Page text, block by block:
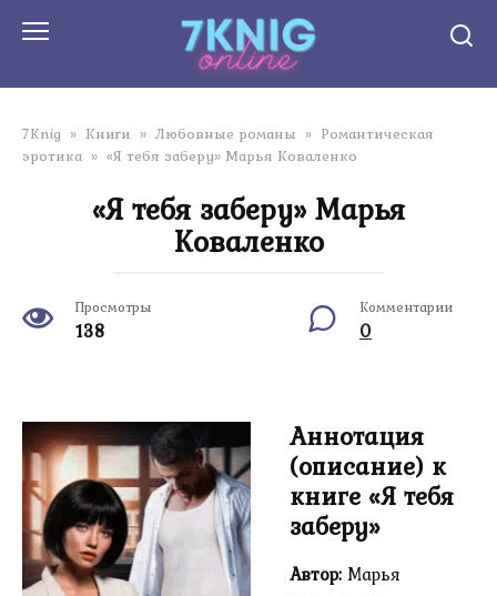
7Knig » Книги » Любовные романы » Романтическая
эротика » «Я тебя заберу» Марья Коваленко
«Я тебя заберу» Марья
Коваленко
Просмотры
138
Комментарии
0
Аннотация
(описание) к
книге «Я тебя
заберу»
Автор:Марья